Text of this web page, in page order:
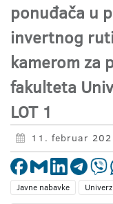
ponuđača u
invertnog
kamerom za
fakulteta
LOT 1
11. februar
Javne nabavke